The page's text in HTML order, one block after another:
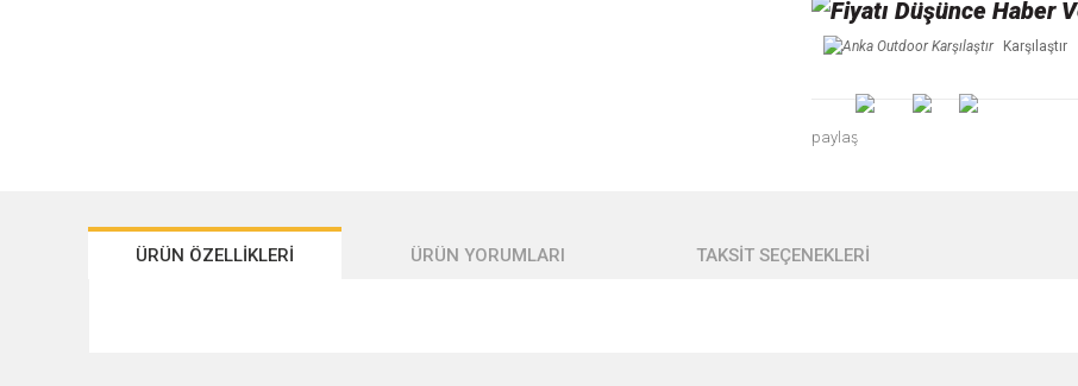
Karşılaştır
paylaş
ÜRÜN ÖZELLİKLERİ ÜRÜN YORUMLARI TAKSİT SEÇENEKLERİ